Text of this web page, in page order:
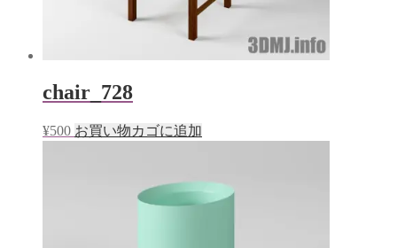
chair_728
¥500 お買い物カゴに追加